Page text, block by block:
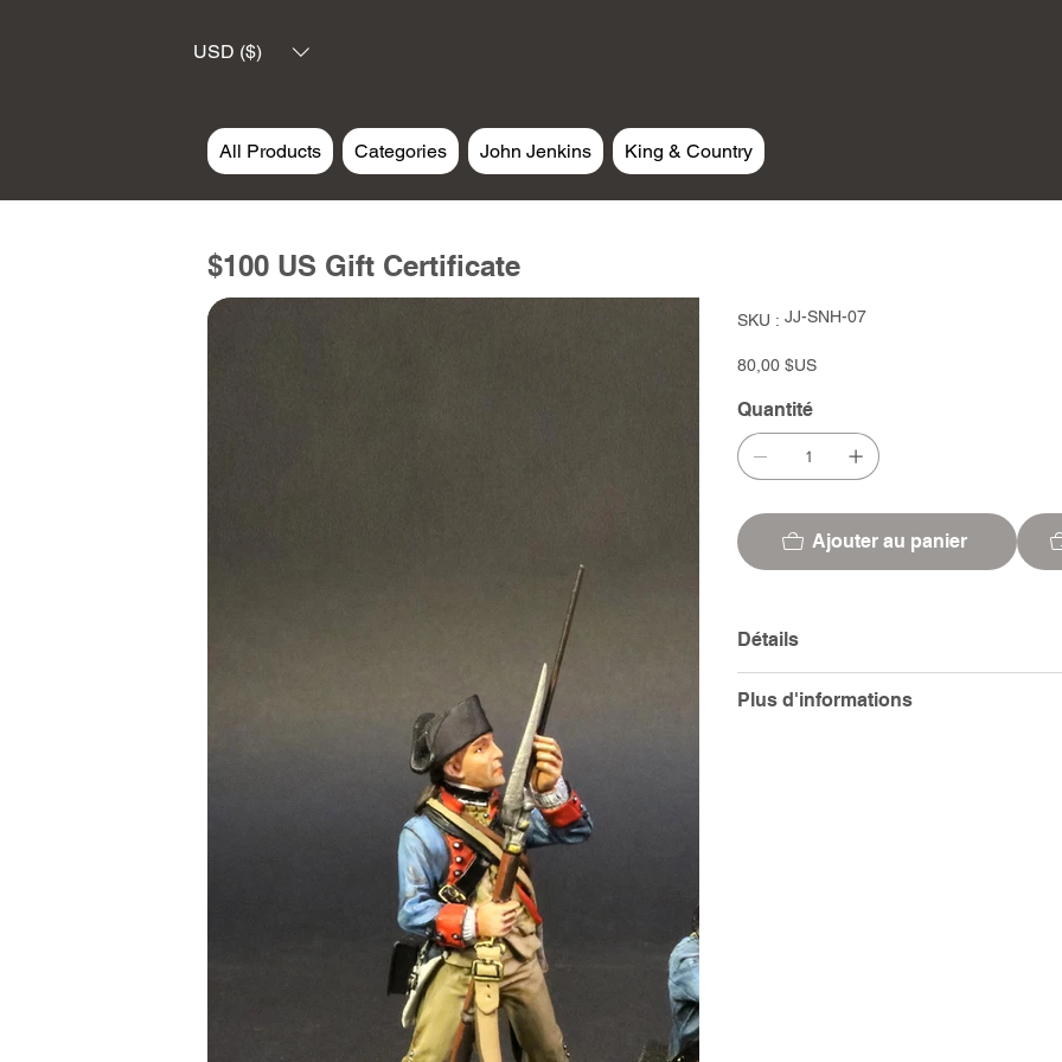
USD ($)
All Products Categories John Jenkins King & Country
$100 US Gift Certificate
SKU :
SKU
JJ-
JJ-SNH-07
Prix
80,00 $US
Quantité
Ajouter au panier
Détails
Plus d'informations